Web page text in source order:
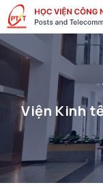
Viện Kinh